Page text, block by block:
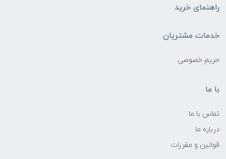
راهنمای خرید
خدمات مشتریان
حریم خصوصی
با ما
تماس با ما
درباره ما
قوانین و مقررات